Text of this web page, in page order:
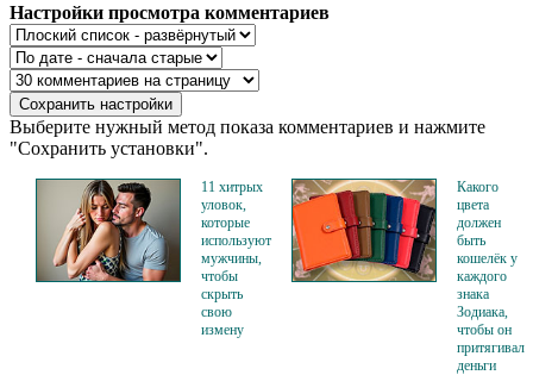
Настройки просмотра комментариев
Выберите нужный метод показа комментариев и нажмите
"Сохранить установки".
11 хитрых
уловок,
которые
используют
мужчины,
чтобы
скрыть
свою
измену
Какого
цвета
должен
быть
кошелёк у
каждого
знака
Зодиака,
чтобы он
притягивал
деньги